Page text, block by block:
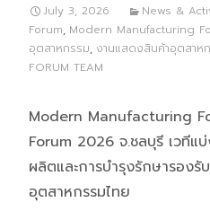
July 3, 2026 News &
Forum, Modern Manufacturing
อุตสาหกรรม, งานแสดงสินค้าอุตสาห
FORUM TEAM
Modern Manufacturing
Forum 2026 จ.ชลบุรี เวทีแ
ผลิตและการบำรุงรักษารองรั
อุตสาหกรรมไทย